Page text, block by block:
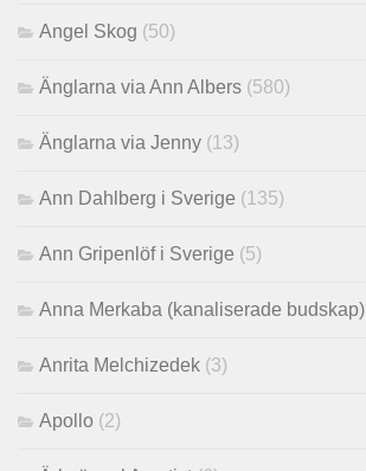
Angel Skog (50)
Änglarna via Ann Albers (580)
Änglarna via Jenny (13)
Ann Dahlberg i Sverige (135)
Ann Gripenlöf i Sverige (5)
Anna Merkaba (kanaliserade budskap)
Anrita Melchizedek (3)
Apollo (2)